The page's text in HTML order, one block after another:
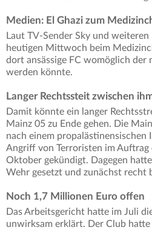
Medien: El Ghazi zum
Laut TV-Sender Sky und
heutigen Mittwoch beim
dort ansässige FC womöglich der
werden könnte.
Langer Rechtssteit zwischen
Damit könnte ein langer
Mainz 05 zu Ende gehen. Die
nach einem propalästinensischen
Angriff von Terroristen im Auftrag
Oktober gekündigt. Dagegen
Wehr gesetzt und zunächst recht
Noch 1,7 Millionen Euro offen
Das Arbeitsgericht hatte im Juli
unwirksam erklärt. Der Club